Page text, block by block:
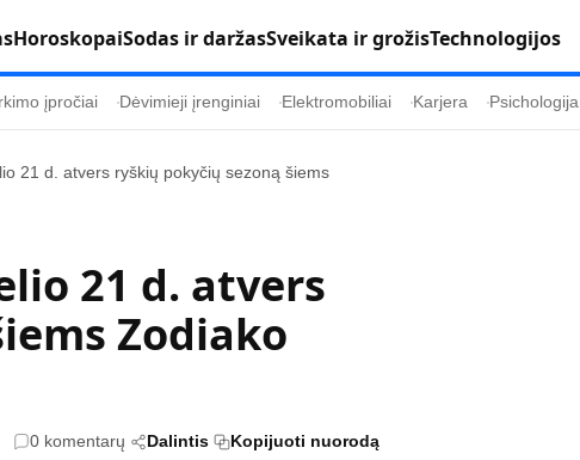
HoroskopaiSodas ir daržasSveikata ir grožisTechnologijos
Sodas ir daržas
Sveikata ir grožis
Tvari mada
Klaidų taisymo politika
Slapukų politika
įpročiai Dėvimieji įrenginiai Elektromobiliai Karjera Psichologija
21 d. atvers ryškių pokyčių sezoną šiems
21 d. atvers
Zodiako
0 komentarų Dalintis Kopijuoti nuorodą